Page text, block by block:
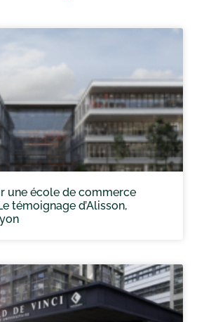
une école de commerce
témoignage d’Alisson,